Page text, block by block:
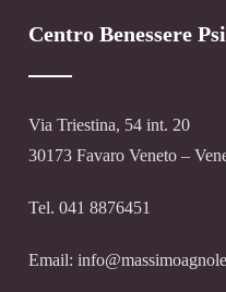
Centro Benessere
Via Triestina, 54 int. 20
30173 Favaro Veneto –
Tel. 041 8876451
Email: